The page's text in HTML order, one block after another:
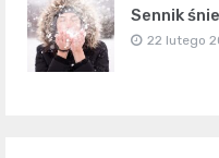
Sennik
22 lutego